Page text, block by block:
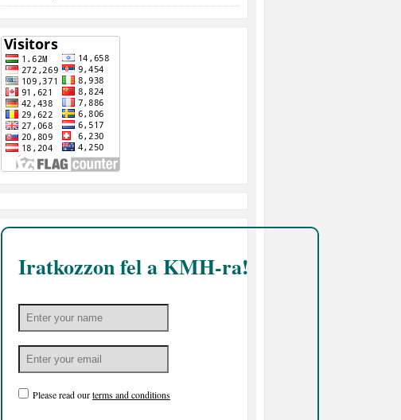
Iratkozzon fel a KMH-ra!
Please read ourterms and conditions